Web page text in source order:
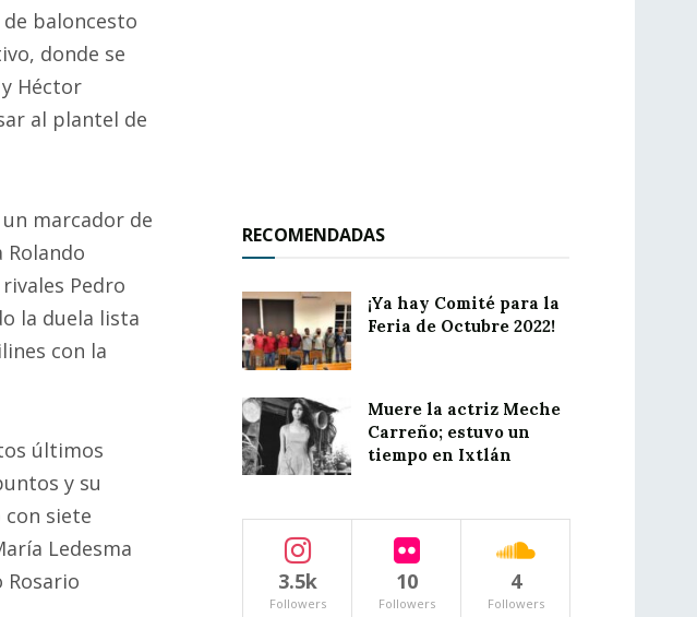
baloncesto
donde se
Héctor
al plantel de
marcador de
Pedro
la duela lista
con la
últimos
y su
siete
Ledesma
Rosario
RECOMENDADAS
¡Ya hay Comité para la
Feria de Octubre 2022!
Muere la actriz Meche
Carreño; estuvo un
tiempo en Ixtlán
3.5k
Followers
10
Followers
4
Followers